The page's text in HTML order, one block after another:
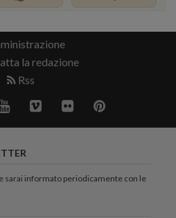
la redazione
Rss
sarai informato periodicamente con le